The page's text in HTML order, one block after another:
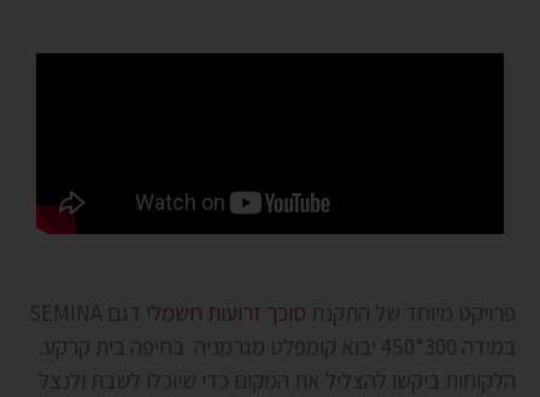
פרויקט מיוחד של התקנת סוכך זרועות חשמלי
דגם SEMINA
במידה 300*450 יבוא קומפלט מגרמניה בחיפה בית קרקע.
הלקוחות ביקשו להצליל את המקום כדי שיוכלו לשבת ולנצל